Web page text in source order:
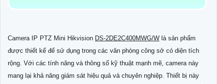
Camera IP PTZ Mini Hikvision DS-2DE2C400MWG/W là sản phẩm
được thiết kế để sử dụng trong các văn phòng công sở có diện tích
rộng. Với các tính năng và thông số kỹ thuật mạnh mẽ, camera này
mang lại khả năng giám sát hiệu quả và chuyên nghiệp. Thiết bị này